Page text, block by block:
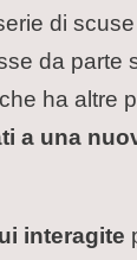
di
da parte
ha altre
a una
interagite